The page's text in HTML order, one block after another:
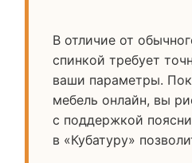
В отличие от
спинкой требует
ваши параметры.
мебель онлайн, вы
с поддержкой
в «Кубатуру»